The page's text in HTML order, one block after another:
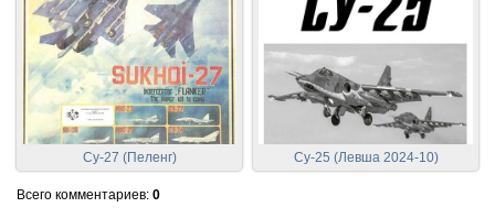
Су-27 (Пеленг) Су-25 (Левша 2024-10)
Всего комментариев: 0